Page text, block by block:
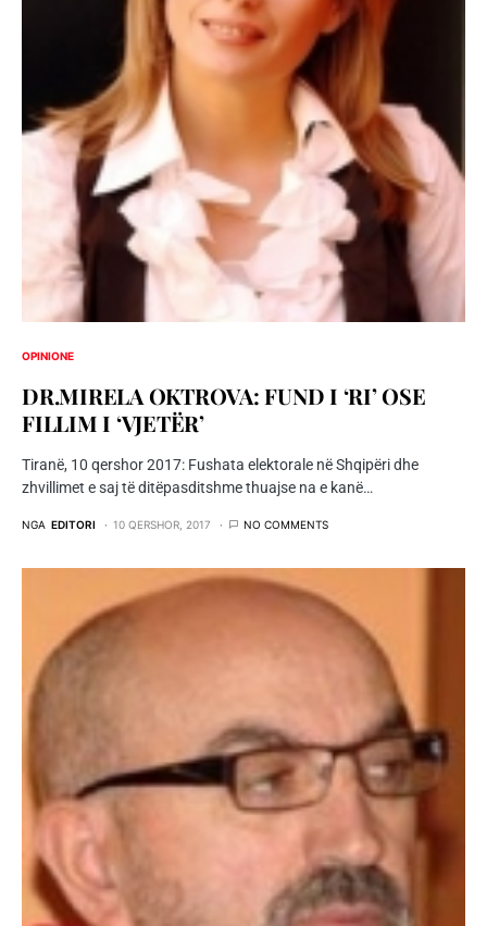
OPINIONE
DR.MIRELA OKTROVA: FUND I ‘RI’ OSE
FILLIM I ‘VJETËR’
Tiranë, 10 qershor 2017: Fushata elektorale në Shqipëri dhe
zhvillimet e saj të ditëpasditshme thuajse na e kanë…
NGA EDITORI 10 QERSHOR, 2017 NO COMMENTS